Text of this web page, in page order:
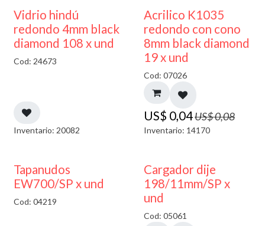
40% DESCUENTO
Vidrio hindú
redondo 4mm black
diamond 108 x und
Cod: 24673
Inventario: 20082
50% DESCUENTO
Acrilico K1035
redondo con cono
8mm black diamond
19 x und
Cod: 07026
US$ 0,04US$0,08
Inventario: 14170
50% DESCUENTO
Tapanudos
EW700/SP x und
Cod: 04219 50% DESCUENTO
Cargador dije
198/11mm/SP x
und
Cod: 05061